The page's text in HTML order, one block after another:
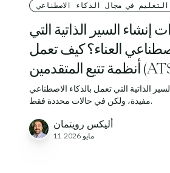
التعليم في مجال الذكاء الاصطناعي
السير الذاتية التي
العناء؟ كيف تعمل
الذاتية التي تعمل بالذكاء الاصطناعي
مفيدة، ولكن في حالات محددة فقط.
أليكس رويتمان
11 مايو 2026